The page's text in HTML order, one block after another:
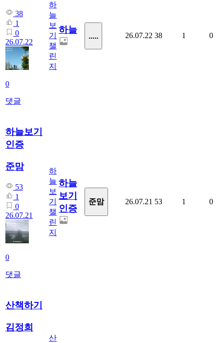
38
1
0
26.07.22
0
댓글
하
늘
보
기
챌
린
지
하늘
..... 26.07.22 38 1 0
하늘보기
인증
준맘
53
1
0
26.07.21
0
댓글
하
늘
보
기
챌
린
지
하늘
보기
인증
준맘 26.07.21 53 1 0
산책하기
김정희
산